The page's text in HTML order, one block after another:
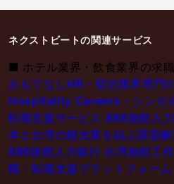
ネクストビートの関連サービス
■ ホテル業界・飲食業界の求
おもてなしHR - 宿泊業界専門
Hospitality Careers - シンガ
転職支援サービス 886旅館人
本と台湾の観光業を結ぶ課題
886旅館人力銀行 台湾旅館工
職・転職支援プラットフォーム